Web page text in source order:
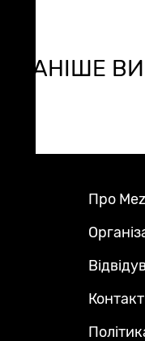
РАНІШЕ
Footer
Menu
Про